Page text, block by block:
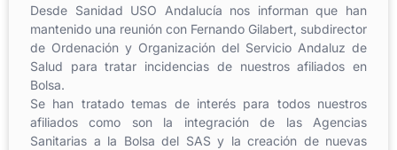
Desde Sanidad USO Andalucía nos informan que han
mantenido una reunión con Fernando Gilabert, subdirector
de Ordenación y Organización del Servicio Andaluz de
Salud para tratar incidencias de nuestros afiliados en
Bolsa.
Se han tratado temas de interés para todos nuestros
afiliados como son la integración de las Agencias
Sanitarias a la Bolsa del SAS y la creación de nuevas